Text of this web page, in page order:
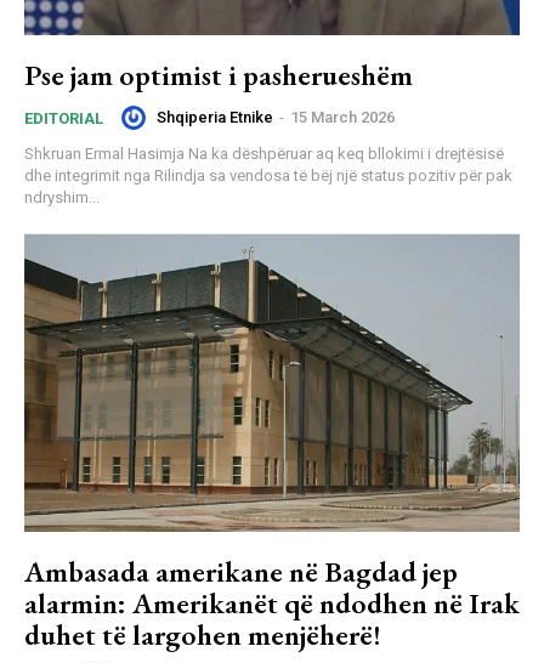
Pse jam optimist i pasherueshëm
EDITORIAL Shqiperia Etnike - 15 March 2026
Shkruan Ermal Hasimja Na ka dëshpëruar aq keq bllokimi i drejtësisë
dhe integrimit nga Rilindja sa vendosa të bëj një status pozitiv për pak
ndryshim...
Ambasada amerikane në Bagdad jep
alarmin: Amerikanët që ndodhen në Irak
duhet të largohen menjëherë!